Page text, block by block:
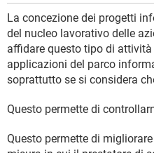
La concezione dei progetti
del nucleo lavorativo delle
affidare questo tipo di
applicazioni del parco
soprattutto se si considera
Questo permette di
Questo permette di